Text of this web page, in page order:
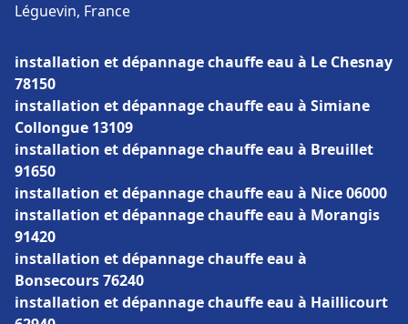
Léguevin, France
installation et dépannage chauffe eau à Le Chesnay
78150
installation et dépannage chauffe eau à Simiane
Collongue 13109
installation et dépannage chauffe eau à Breuillet
91650
installation et dépannage chauffe eau à Nice 06000
installation et dépannage chauffe eau à Morangis
91420
installation et dépannage chauffe eau à
Bonsecours 76240
installation et dépannage chauffe eau à Haillicourt